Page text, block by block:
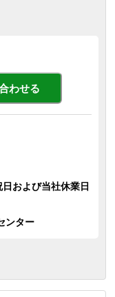
わせる
および当社休業日
ンター